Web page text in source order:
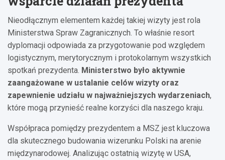
Nieodłącznym elementem każdej takiej wizyty jest rola
Ministerstwa Spraw Zagranicznych. To właśnie resort
dyplomacji odpowiada za przygotowanie pod względem
logistycznym, merytorycznym i protokolarnym wszystkich
spotkań prezydenta. Ministerstwo było aktywnie
zaangażowane w ustalanie celów wizyty oraz
zapewnienie udziału w najważniejszych wydarzeniach,
które mogą przynieść realne korzyści dla naszego kraju.
Współpraca pomiędzy prezydentem a MSZ jest kluczowa
dla skutecznego budowania wizerunku Polski na arenie
międzynarodowej. Analizując ostatnią wizytę w USA,